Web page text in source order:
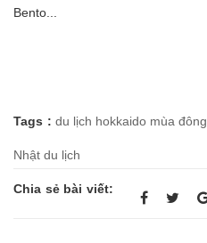
Bento...
Tags : du lịch hokkaido mùa đông
Nhật du lịch
Chia sẻ bài viết: